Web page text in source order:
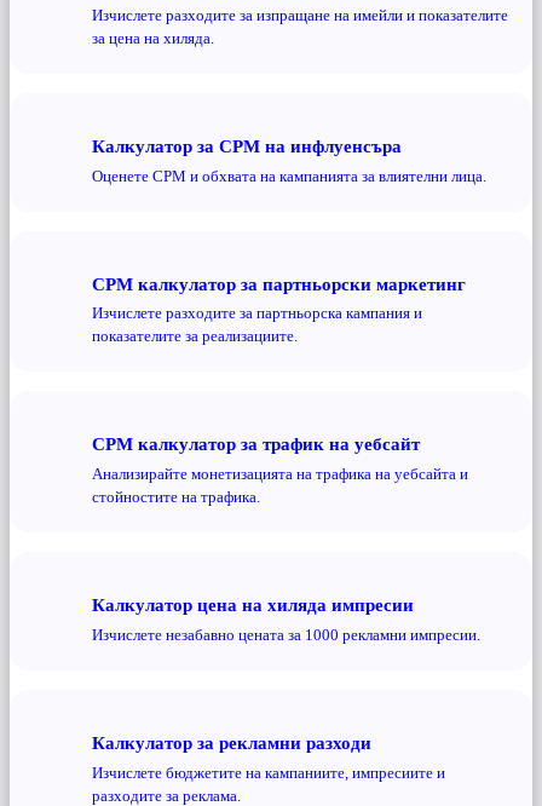
Изчислете разходите за изпращане на имейли и показателите
за цена на хиляда.
Калкулатор за CPM на инфлуенсъра
Оценете CPM и обхвата на кампанията за влиятелни лица.
CPM калкулатор за партньорски маркетинг
Изчислете разходите за партньорска кампания и
показателите за реализациите.
CPM калкулатор за трафик на уебсайт
Анализирайте монетизацията на трафика на уебсайта и
стойностите на трафика.
Калкулатор цена на хиляда импресии
Изчислете незабавно цената за 1000 рекламни импресии.
Калкулатор за рекламни разходи
Изчислете бюджетите на кампаниите, импресиите и
разходите за реклама.